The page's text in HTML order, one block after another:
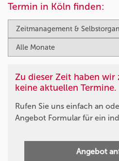
Termin in Köln finden:
Zu dieser Zeit haben wir
keine aktuellen Termine.
Rufen Sie uns einfach an
Angebot Formular für ein
Angebot